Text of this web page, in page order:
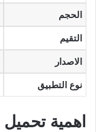
الحجم
التقيم
الاصدار
نوع التطبيق